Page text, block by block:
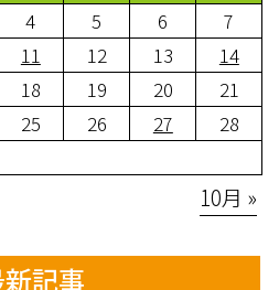
4 5 6
7
11 12 13
14
18 19 20
21
25 26 27
28
10月 »
新記事